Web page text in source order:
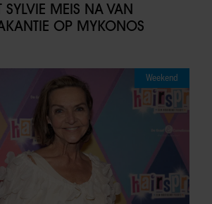
SYLVIE MEIS NA VAN
OP MYKONOS
Weekend